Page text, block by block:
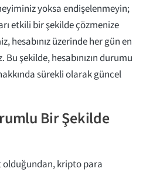
yoksa endişelenmeyin;
etkili bir şekilde çözmenize
hesabınız üzerinde her gün en
şekilde, hesabınızın durumu
sürekli olarak güncel
Bir Şekilde
olduğundan, kripto para